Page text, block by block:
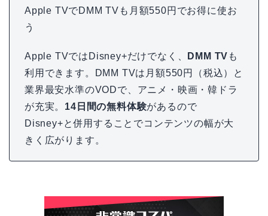
Apple TVでDMM TVも月額550円でお得に使お
う
Apple TVではDisney+だけでなく、 DMM TV も
利用できます。DMM TVは月額550円（税込）と
業界最安水準のVODで、アニメ・映画・韓ドラ
が充実。 14日間の無料体験があるので
Disney+と併用することでコンテンツの幅が大
きく広がります。